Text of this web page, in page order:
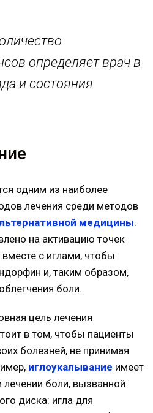
определяет врач в
и состояния
одним из наиболее
лечения среди методов
медицины.
на активацию точек
с иглами, чтобы
и, таким образом,
боли.
цель лечения
в том, чтобы пациенты
болезней, не принимая
иглоукалывание имеет
боли, вызванной
диска: игла для